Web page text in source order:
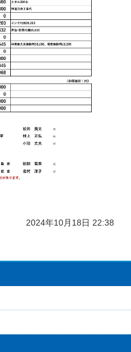
2024年10月18日 22:38